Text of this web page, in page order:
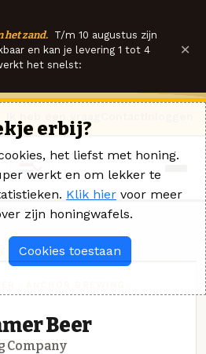
het zand. T/m 10 augustus zijn
en kan je levering 1 tot 4
het snelst:
×
Beer
Company
erbij?
het liefst met honing.
werkt en om lekker te
Klik hier voor meer
zijn honingwafels.
Cookies toestaan